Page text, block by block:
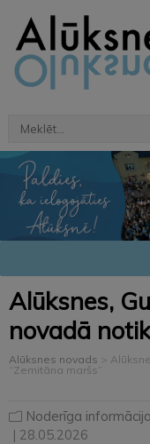
Alūksnes,
novadā
Alūksnes novads >
“Zemitāna maršs”
Noderīga informācija
| 28.05.2026